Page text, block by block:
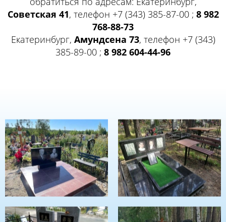
Советская 41, телефон +7 (343) 385-87-00 ; 8 982
768-88-73
Екатеринбург, Амундсена 73, телефон +7 (343)
385-89-00 ; 8 982 604-44-96